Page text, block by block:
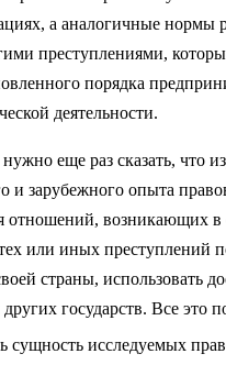
а аналогичные нормы
преступлениями,
порядка
деятельности.
еще раз сказать, что
и зарубежного опыта
отношений, возникающих в
или иных преступлений
страны, использовать
других государств. Все это
сущность исследуемых